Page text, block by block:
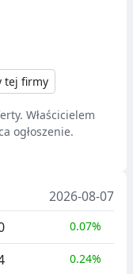
tej firmy
Właścicielem
ogłoszenie.
2026-08-07
0.07%
0.24%